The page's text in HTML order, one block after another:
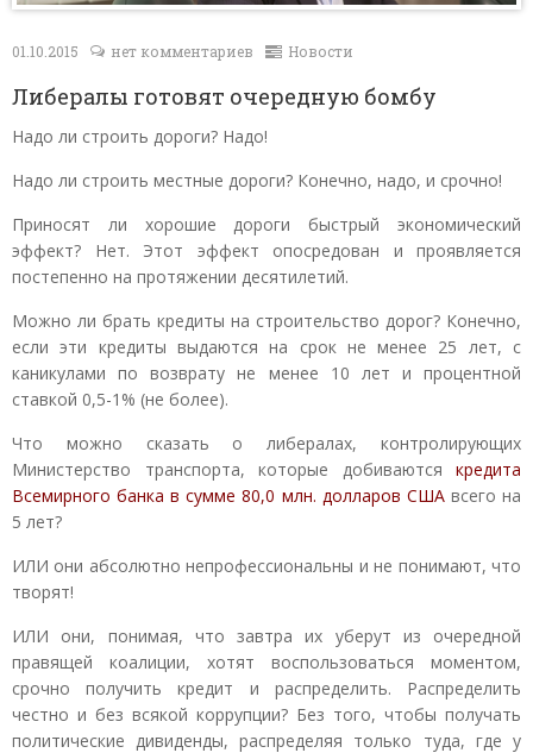
01.10.2015 нет комментариев Новости
Либералы готовят очередную бомбу
Надо ли строить дороги? Надо!
Надо ли строить местные дороги? Конечно, надо, и срочно!
Приносят ли хорошие дороги быстрый экономический
эффект? Нет. Этот эффект опосредован и проявляется
постепенно на протяжении десятилетий.
Можно ли брать кредиты на строительство дорог? Конечно,
если эти кредиты выдаются на срок не менее 25 лет, с
каникулами по возврату не менее 10 лет и процентной
ставкой 0,5-1% (не более).
Что можно сказать о либералах, контролирующих
Министерство транспорта, которые добиваются кредита
Всемирного банка в сумме 80,0 млн. долларов СШАвсего на
5 лет?
ИЛИ они абсолютно непрофессиональны и не понимают, что
творят!
ИЛИ они, понимая, что завтра их уберут из очередной
правящей коалиции, хотят воспользоваться моментом,
срочно получить кредит и распределить. Распределить
честно и без всякой коррупции? Без того, чтобы получать
политические дивиденды, распределяя только туда, где у